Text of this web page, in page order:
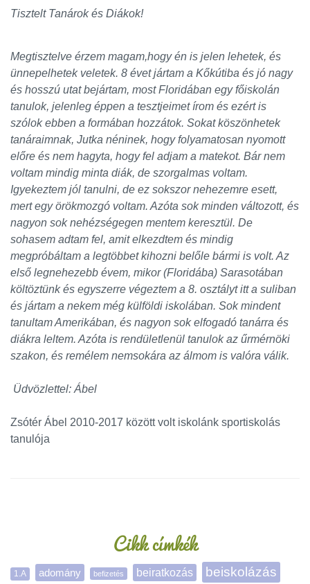
Tisztelt Tanárok és Diákok!
Megtisztelve érzem magam,hogy én is jelen lehetek, és
ünnepelhetek veletek. 8 évet jártam a Kőkútiba és jó nagy
és hosszú utat bejártam, most Floridában egy főiskolán
tanulok, jelenleg éppen a tesztjeimet írom és ezért is
szólok ebben a formában hozzátok. Sokat köszönhetek
tanáraimnak, Jutka néninek, hogy folyamatosan nyomott
előre és nem hagyta, hogy fel adjam a matekot. Bár nem
voltam mindig minta diák, de szorgalmas voltam.
Igyekeztem jól tanulni, de ez sokszor nehezemre esett,
mert egy örökmozgó voltam. Azóta sok minden változott, és
nagyon sok nehézségegen mentem keresztül. De
sohasem adtam fel, amit elkezdtem és mindig
megpróbáltam a legtöbbet kihozni belőle bármi is volt. Az
első legnehezebb évem, mikor (Floridába) Sarasotában
költöztünk és egyszerre végeztem a 8. osztályt itt a suliban
és jártam a nekem még külföldi iskolában. Sok mindent
tanultam Amerikában, és nagyon sok elfogadó tanárra és
diákra leltem. Azóta is rendületlenül tanulok az űrmérnöki
szakon, és remélem nemsokára az álmom is valóra válik.
Üdvözlettel: Ábel
Zsótér Ábel 2010-2017 között volt iskolánk sportiskolás
tanulója
Cikk címkék
1.A adomány befizetés beiratkozás beiskolázás